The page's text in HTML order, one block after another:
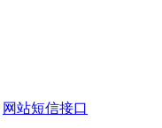
网站短信接口